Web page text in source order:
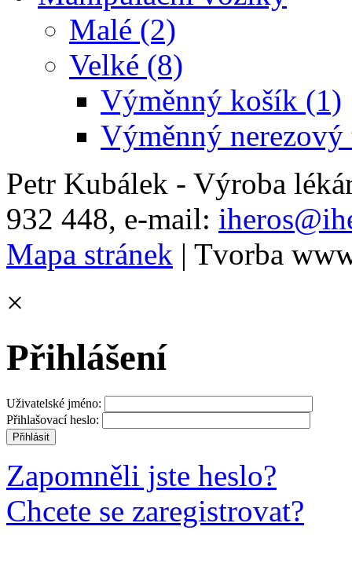
Malé (2)
Velké (8)
Výměnný košík (1)
Výměnný nerezový
Petr Kubálek - Výroba
932 448, e-mail:
Mapa stránek | Tvorba
×
Přihlášení
Uživatelské jméno:
Přihlašovací heslo:
Zapomněli jste heslo?
Chcete se zaregistrovat?